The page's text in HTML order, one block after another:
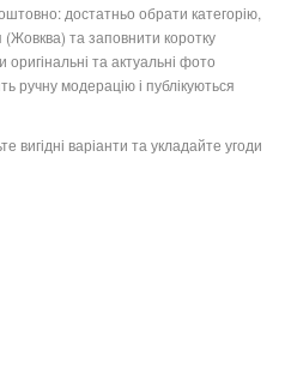
достатньо обрати категорію,
та заповнити коротку
та актуальні фото
ручну модерацію і публікуються
вигідні варіанти та укладайте угоди